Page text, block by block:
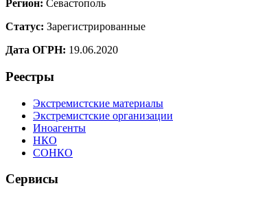
Регион: Севастополь
Статус: Зарегистрированные
Дата ОГРН: 19.06.2020
Реестры
Экстремистские материалы
Экстремистские организации
Иноагенты
НКО
СОНКО
Сервисы